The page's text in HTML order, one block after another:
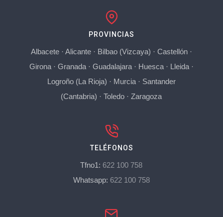
PROVINCIAS
Albacete· Alicante· Bilbao (Vizcaya) · Castellón·
Girona· Granada· Guadalajara· Huesca· Lleida·
Logroño (La Rioja) · Murcia· Santander
(Cantabria) ·Toledo ·Zaragoza
TELÉFONOS
Tfno1: 622 100 758
Whatsapp: 622 100 758